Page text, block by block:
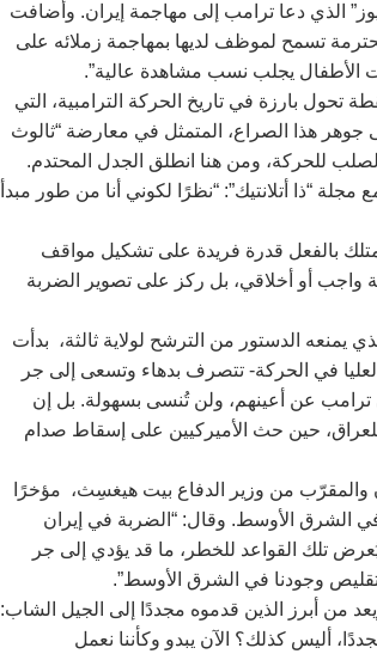
الذي دعا ترامب إلى مهاجمة إيران. وأضافت
تسمح لموظف لديها بمهاجمة زملائه على
الأطفال يجلب نسب مشاهدة عالية”.
بارزة في تاريخ الحركة الترامبية، التي
هذا الصراع، المتمثل في معارضة “ثالوث
للحركة، ومن هنا انطلق الجدل المحتدم.
“ذا أتلانتيك”: “نظرًا لكوني أنا من طور مبدأ
بالفعل قدرة فريدة على تشكيل مواقف
واجب أو أخلاقي، بل ركز على تصوير الضربة
التي تستعد لمعركة خلافة “الحاكم البالغ من العمر 79 عامًا”، والذي يمنعه الدستور من الترشح لولاية ثالثة، بدأت
في الحركة- تتصرف بدهاء وتسعى إلى جر
ترامب عن أعينهم، ولن تُنسى بسهولة. بل إن
حين حث الأميركيين على إسقاط صدام
والمقرّب من وزير الدفاع بيت هيغسِث، مؤخرًا
الشرق الأوسط. وقال: “الضربة في إيران
تلك القواعد للخطر، ما قد يؤدي إلى جر
وجودنا في الشرق الأوسط”.
من أبرز الذين قدموه مجددًا إلى الجيل الشاب:
أليس كذلك؟ الآن يبدو وكأننا نعمل